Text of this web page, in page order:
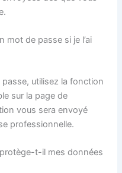
mot de passe si je l’ai
utilisez la fonction
sur la page de
vous sera envoyé
professionnelle.
t-il mes données